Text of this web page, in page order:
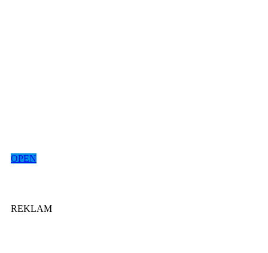
OPEN
REKLAM